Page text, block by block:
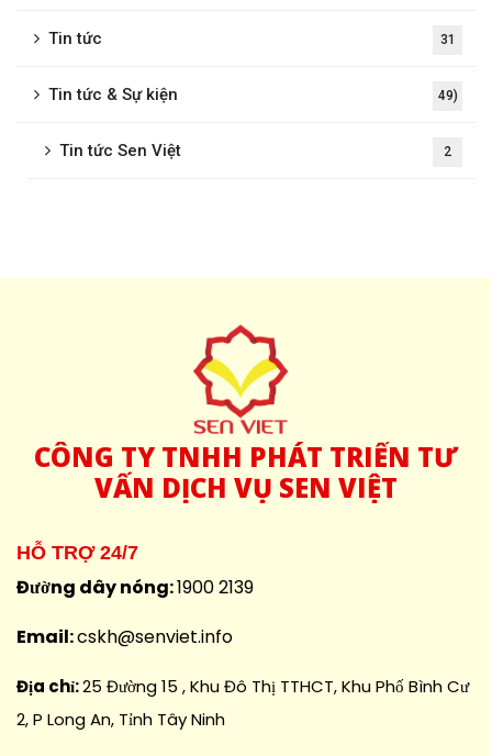
Tin tức 31
Tin tức & Sự kiện 49)
Tin tức Sen Việt 2
CÔNG TY TNHH PHÁT TRIỂN TƯ
VẤN DỊCH VỤ SEN VIỆT
HỖ TRỢ 24/7
Đường dây nóng:1900 2139
Email:cskh@senviet.info
Địa chỉ:25 Đường 15 , Khu Đô Thị TTHCT, Khu Phố Bình Cư
2, P Long An, Tỉnh Tây Ninh